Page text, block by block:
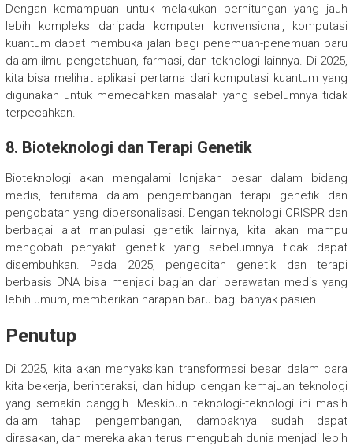
Dengan kemampuan untuk melakukan perhitungan yang jauh
lebih kompleks daripada komputer konvensional, komputasi
kuantum dapat membuka jalan bagi penemuan-penemuan baru
dalam ilmu pengetahuan, farmasi, dan teknologi lainnya. Di 2025,
kita bisa melihat aplikasi pertama dari komputasi kuantum yang
digunakan untuk memecahkan masalah yang sebelumnya tidak
terpecahkan.
8. Bioteknologi dan Terapi Genetik
Bioteknologi akan mengalami lonjakan besar dalam bidang
medis, terutama dalam pengembangan terapi genetik dan
pengobatan yang dipersonalisasi. Dengan teknologi CRISPR dan
berbagai alat manipulasi genetik lainnya, kita akan mampu
mengobati penyakit genetik yang sebelumnya tidak dapat
disembuhkan. Pada 2025, pengeditan genetik dan terapi
berbasis DNA bisa menjadi bagian dari perawatan medis yang
lebih umum, memberikan harapan baru bagi banyak pasien.
Penutup
Di 2025, kita akan menyaksikan transformasi besar dalam cara
kita bekerja, berinteraksi, dan hidup dengan kemajuan teknologi
yang semakin canggih. Meskipun teknologi-teknologi ini masih
dalam tahap pengembangan, dampaknya sudah dapat
dirasakan, dan mereka akan terus mengubah dunia menjadi lebih